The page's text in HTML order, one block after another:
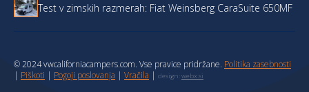
Test v zimskih razmerah: Fiat Weinsberg CaraSuite 650MF
© 2024 vwcaliforniacampers.com. Vse pravice pridržane. Politika zasebnosti
| Piškoti | Pogoji poslovanja | Vračila | design:webx.si